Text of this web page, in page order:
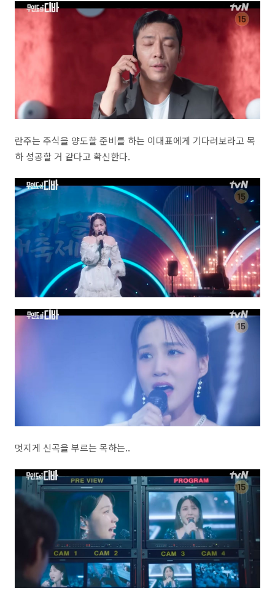
란주는 주식을 양도할 준비를 하는 이대표에게 기다려보라고 목
하 성공할 거 같다고 확신한다.
멋지게 신곡을 부르는 목하는..